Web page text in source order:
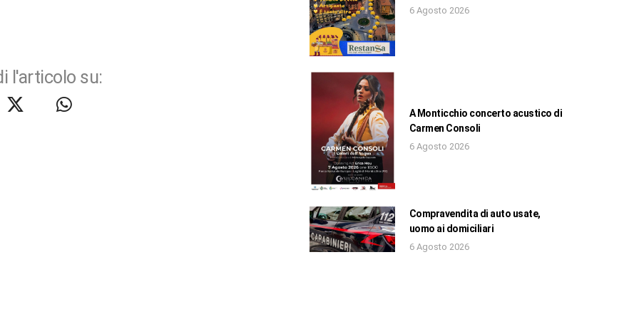
l'articolo su:
6 Agosto 2026
A Monticchio concerto acustico di
Carmen Consoli
6 Agosto 2026
Compravendita di auto usate,
uomo ai domiciliari
6 Agosto 2026